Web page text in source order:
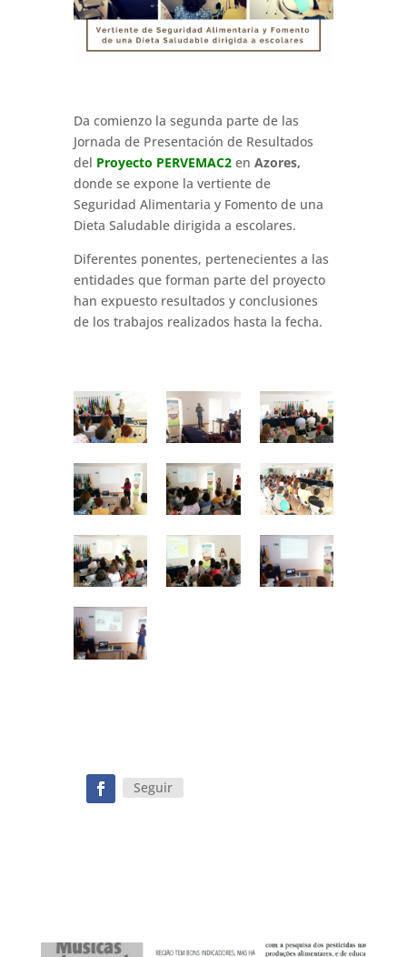
Da comienzo la segunda parte de las
Jornada de Presentación de Resultados
del Proyecto PERVEMAC2en Azores,
donde se expone la vertiente de
Seguridad Alimentaria y Fomento de una
Dieta Saludable dirigida a escolares.
Diferentes ponentes, pertenecientes a las
entidades que forman parte del proyecto
han expuesto resultados y conclusiones
de los trabajos realizados hasta la fecha.
Seguir